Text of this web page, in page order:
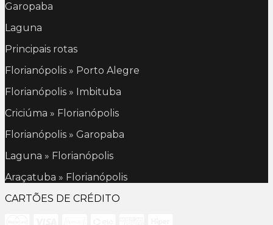
Garopaba
Laguna
Principais rotas
Florianópolis » Porto Alegre
Florianópolis » Imbituba
Criciúma » Florianópolis
Florianópolis » Garopaba
Laguna » Florianópolis
Araçatuba » Florianópolis
CARTÕES DE CRÉDITO